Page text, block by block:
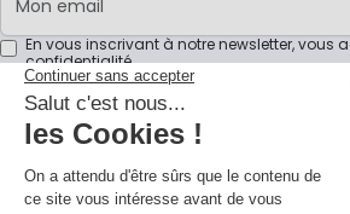
En vous inscrivant à notre newsletter, vous
confidentialité.
Retrouvons-nous sur